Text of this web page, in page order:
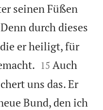
seinen Füßen
Denn durch dieses
er heiligt, für


15 Auch
uns das. Er
Bund, den ich